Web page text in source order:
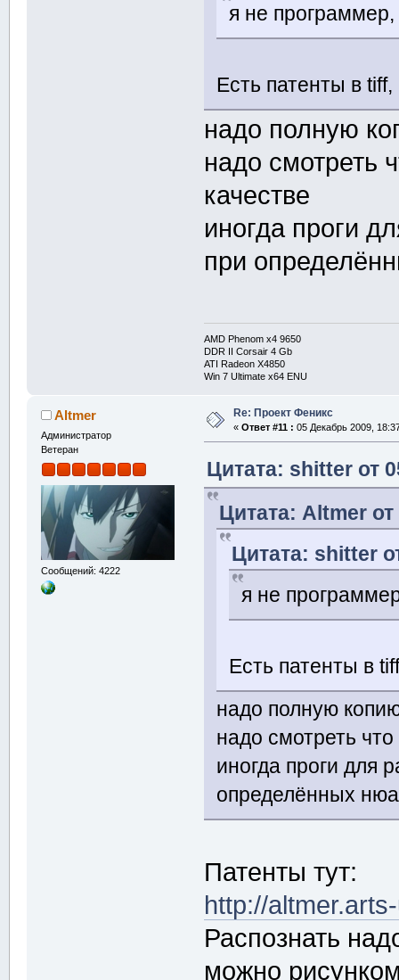
я не
Есть патенты в
надо полную
надо смотреть
качестве
иногда проги
при
AMD Phenom x4 9650
DDR II Corsair 4 Gb
ATI Radeon X4850
Win 7 Ultimate x64 ENU
Altmer
Администратор
Ветеран
Сообщений: 4222
Re: Проект Феникс
« Ответ #11 : 05 Декабрь 2009,
Цитата: shitter от
Цитата: Altmer
Цитата: shitter
я не
Есть патенты в
надо полную
надо смотреть
иногда проги для
определённых
Патенты тут:
http://
Распознать
можно